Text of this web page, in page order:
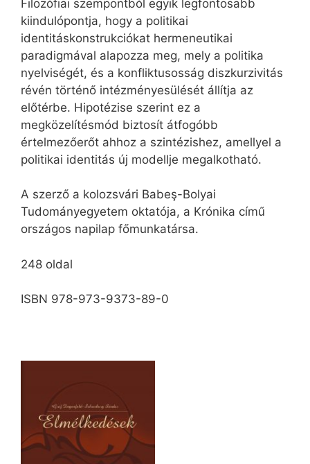
Filozófiai szempontból egyik legfontosabb
kiindulópontja, hogy a politikai
identitáskonstrukciókat hermeneutikai
paradigmával alapozza meg, mely a politika
nyelviségét, és a konfliktusosság diszkurzivitás
révén történő intézményesülését állítja az
előtérbe. Hipotézise szerint ez a
megközelítésmód biztosít átfogóbb
értelmezőerőt ahhoz a szintézishez, amellyel a
politikai identitás új modellje megalkotható.
A szerző a kolozsvári Babeş-Bolyai
Tudományegyetem oktatója, a Krónika című
országos napilap főmunkatársa.
248 oldal
ISBN 978-973-9373-89-0